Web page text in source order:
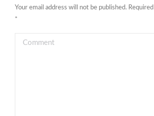
Your email address will not be published.
*
Comment